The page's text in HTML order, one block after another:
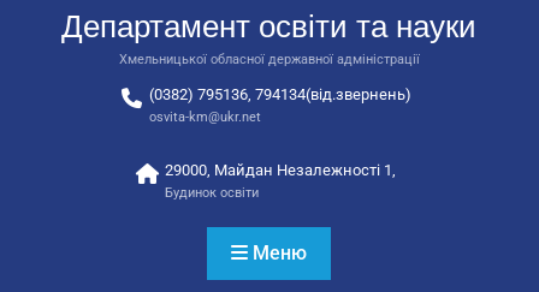
автобусів для потреб
закладів освіти
Департамент освіти та науки
Хмельницької обласної державної адміністрації
(0382) 795136, 794134(від.звернень)
osvita-km@ukr.net
29000, Майдан Незалежності 1,
Будинок освіти
Меню